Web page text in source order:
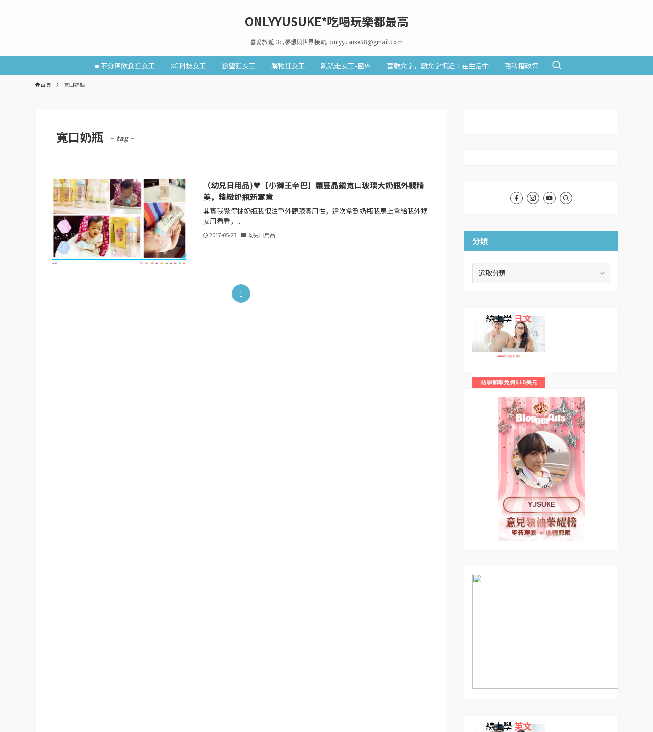
ONLYYUSUKE*吃喝玩樂都最高
喜愛旅遊,3c,夢想與世界接軌, onlyyusuke58@gmail.com
☻不分區飲食狂女王 3C科技女王 慾望狂女王 購物狂女王 趴趴走女王-國外 喜歡文字，離文字很近！在生活中 隱私權政策
首頁 寬口奶瓶
寬口奶瓶 – tag –
（幼兒日用品)♥【小獅王辛巴】蘿蔓晶鑽寬口玻璃大奶瓶外觀精
美，精緻奶瓶新寓意
其實我覺得挑奶瓶我很注重外觀跟實用性，這次拿到奶瓶我馬上拿給我外甥
女用看看，...
2017-05-23 幼兒日用品
1
分類
線上學 日文
YUSUKE
線上學 英文